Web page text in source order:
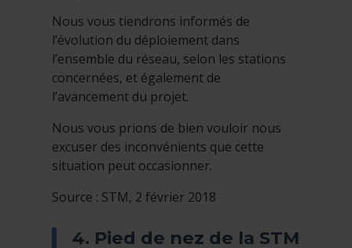
Nous vous tiendrons informés de
l’évolution du déploiement dans
l’ensemble du réseau, selon les stations
concernées, et également de
l’avancement du projet.
Nous vous prions de bien vouloir nous
excuser des inconvénients que cette
situation peut occasionner.
Source : STM, 2 février 2018
4. Pied de nez de la STM